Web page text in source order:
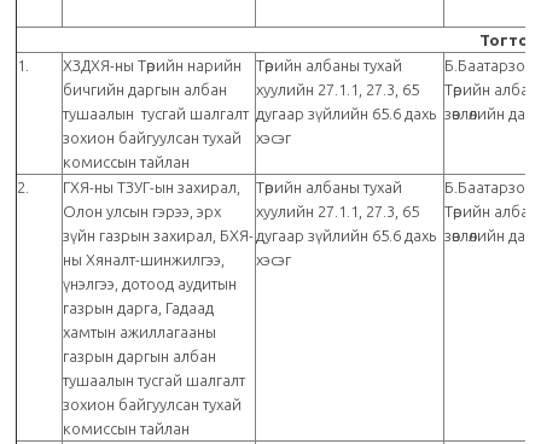
1.
ХЗДХЯ-ны Төрийн нарийн
бичгийн даргын албан
тушаалын тусгай шалгалт
зохион байгуулсан тухай
комиссын тайлан
Төрийн албаны тухай
хуулийн 27.1.1, 27.3, 65
дугаар зүйлийн 65.6 дахь
хэсэг
Төрийн
зөвлөлийн
2.
ГХЯ-ны ТЗУГ-ын захирал,
Олон улсын гэрээ, эрх
зүйн газрын захирал, БХЯ-
ны Хяналт-шинжилгээ,
үнэлгээ, дотоод аудитын
газрын дарга, Гадаад
хамтын ажиллагааны
газрын даргын албан
тушаалын тусгай шалгалт
зохион байгуулсан тухай
комиссын тайлан
Төрийн албаны тухай
хуулийн 27.1.1, 27.3, 65
дугаар зүйлийн 65.6 дахь
хэсэг
Төрийн
зөвлөлийн